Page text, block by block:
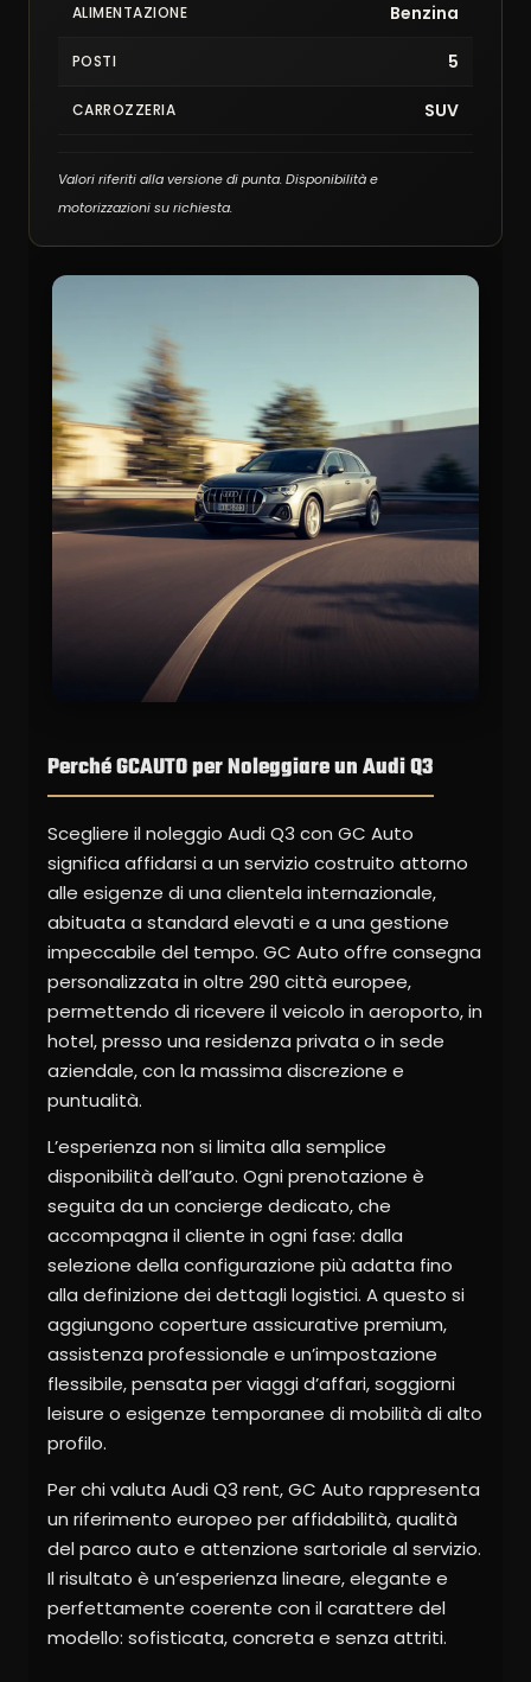
ALIMENTAZIONE Benzina
POSTI 5
CARROZZERIA SUV
Valori riferiti alla versione di punta. Disponibilità e
motorizzazioni su richiesta.
Perché GCAUTO per Noleggiare un Audi Q3
Scegliere il noleggio Audi Q3 con GC Auto
significa affidarsi a un servizio costruito attorno
alle esigenze di una clientela internazionale,
abituata a standard elevati e a una gestione
impeccabile del tempo. GC Auto offre consegna
personalizzata in oltre 290 città europee,
permettendo di ricevere il veicolo in aeroporto, in
hotel, presso una residenza privata o in sede
aziendale, con la massima discrezione e
puntualità.
L’esperienza non si limita alla semplice
disponibilità dell’auto. Ogni prenotazione è
seguita da un concierge dedicato, che
accompagna il cliente in ogni fase: dalla
selezione della configurazione più adatta fino
alla definizione dei dettagli logistici. A questo si
aggiungono coperture assicurative premium,
assistenza professionale e un’impostazione
flessibile, pensata per viaggi d’affari, soggiorni
leisure o esigenze temporanee di mobilità di alto
profilo.
Per chi valuta Audi Q3 rent, GC Auto rappresenta
un riferimento europeo per affidabilità, qualità
del parco auto e attenzione sartoriale al servizio.
Il risultato è un’esperienza lineare, elegante e
perfettamente coerente con il carattere del
modello: sofisticata, concreta e senza attriti.